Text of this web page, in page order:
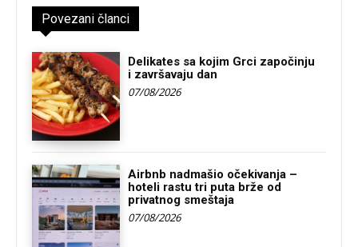
Povezani članci
Delikates sa kojim Grci započinju
i završavaju dan
07/08/2026
Airbnb nadmašio očekivanja –
hoteli rastu tri puta brže od
privatnog smeštaja
07/08/2026